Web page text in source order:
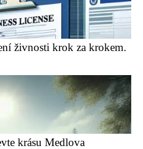
živnosti krok za krokem.
krásu Medlova